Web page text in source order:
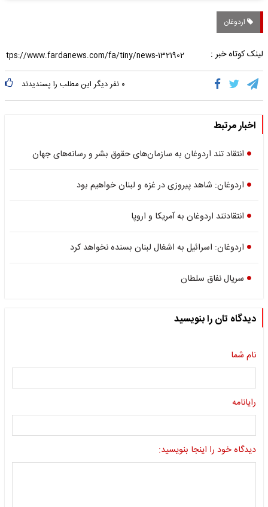
اردوغان
لینک کوتاه خبر :
۰ نفر دیگر این مطلب را پسندیدند
اخبار مرتبط
انتقاد تند اردوغان به سازمان‌های حقوق بشر و رسانه‌های جهان
اردوغان: شاهد پیروزی در غزه و لبنان خواهیم بود
انتقادتند اردوغان به آمریکا و اروپا
اردوغان: اسرائیل به اشغال لبنان بسنده نخواهد کرد
سریال نفاق سلطان
دیدگاه تان را بنویسید
نام شما
رایانامه
دیدگاه خود را اینجا بنویسید: